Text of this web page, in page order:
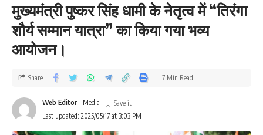
मुख्यमंत्री पुष्कर सिंह धामी के नेतृत्व में “तिरंगा
शौर्य सम्मान यात्रा” का किया गया भव्य
आयोजन।
Last updated: 2025/05/17 at 3:03 PM
Web Editor - Media
Share 7 Min Read